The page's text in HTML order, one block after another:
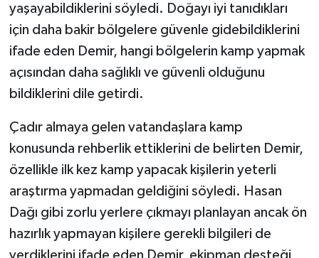
yaşayabildiklerini söyledi. Doğayı iyi tanıdıkları
için daha bakir bölgelere güvenle gidebildiklerini
ifade eden Demir, hangi bölgelerin kamp yapmak
açısından daha sağlıklı ve güvenli olduğunu
bildiklerini dile getirdi.
Çadır almaya gelen vatandaşlara kamp
konusunda rehberlik ettiklerini de belirten Demir,
özellikle ilk kez kamp yapacak kişilerin yeterli
araştırma yapmadan geldiğini söyledi. Hasan
Dağı gibi zorlu yerlere çıkmayı planlayan ancak ön
hazırlık yapmayan kişilere gerekli bilgileri de